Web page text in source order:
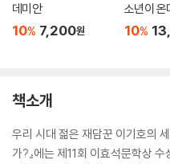
데미안
10% 7,200원
소년이 온
10%
책소개
우리 시대 젊은 재담꾼 이기호의
가?』에는 제11회 이효석문학상 수